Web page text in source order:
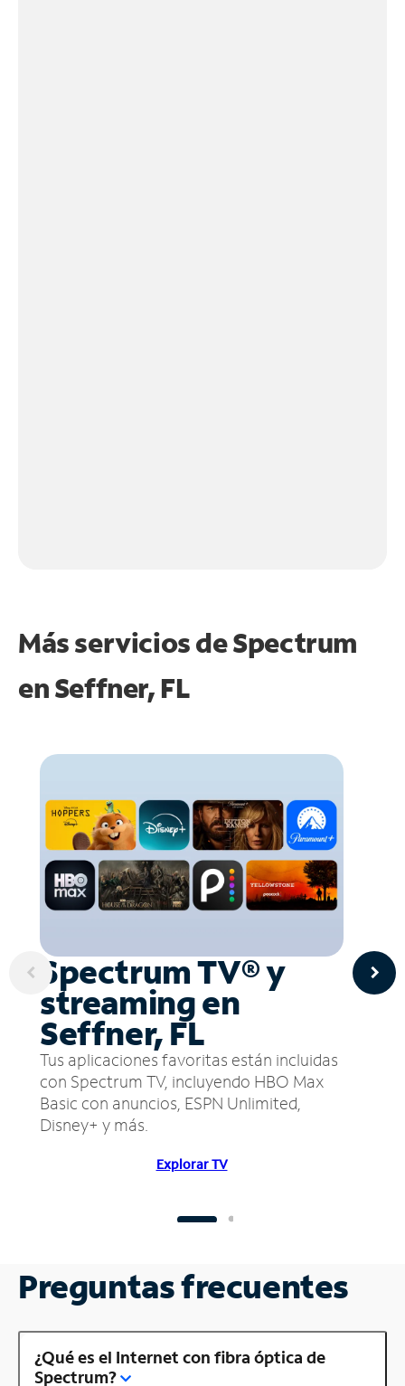
Más servicios de Spectrum
enSeffner, FL
Spectrum TV® y
streaming en
Seffner, FL
Tus aplicaciones favoritas están incluidas
con Spectrum TV, incluyendo HBO Max
Basic con anuncios, ESPN Unlimited,
Disney+ y más.
Explorar TV
Preguntas frecuentes
¿Qué es el Internet con fibra óptica de
Spectrum?